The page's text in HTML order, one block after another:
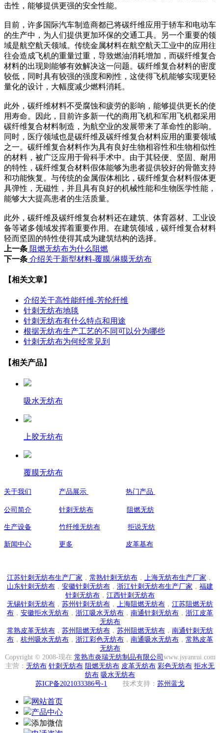
击性，能够提供更强的安全性能。
目前，许多国际汽车制造商都已将碳纤维应用于轿车和电动车
的生产中，为人们提供更加环保的交通工具。另一个重要的领
域是航空航天领域。传统金属材料在航空航天工业中的应用往
往会造成飞机的重量过重，导致燃油消耗增加，而碳纤维复合
材料的出现则能够有效解决这一问题。碳纤维复合材料的密度
较低，同时具有较强的强度和刚性，这使得飞机能够实现更轻
量化的设计，大幅度减少燃料消耗。
此外，碳纤维材料不受腐蚀和疲劳的影响，能够提供更长的使
用寿命。因此，目前许多新一代的商用飞机和军用飞机都采用
碳纤维复合材料制造，为航空业的发展带来了革命性的影响。
同时，医疗领域也是碳纤维及碳纤维复合材料应用的重要领域
之一。碳纤维复合材料作为具有良好生物相容性和生物相似性
的材料，被广泛应用于骨科手术中。由于其轻便、坚固、耐用
的特性，碳纤维复合材料假体能够为患者提供较好的骨骼支持
和功能恢复。与传统的金属假体相比，碳纤维复合材料假体更
具弹性，无磁性，并且具有良好的机械性能和生物医学性能，
能够大大提高患者的生活质量。
此外，碳纤维及碳纤维复合材料还在建筑、体育器材、工业设
备等诸多领域发挥着重要作用。在建筑领域，碳纤维复合材料
轻而坚固的特性使得其成为建筑结构的选择。
上一条 阻燃无纺布为什么阻燃
下一条 介绍关于新型材料-覆膜/淋膜无纺布
【相关文章】
介绍关于高性能纤维-芳纶纤维
针刺无纺布地毯
针刺无纺布有什么特点和用途
根据无纺布生产工艺的不同可以分为哪些
针刺无纺布为何经常见到
【相关产品】
吸水无纺布
上胶无纺布
覆膜无纺布
关于我们 产品展示 热门产品
公司简介 针刺无纺布 阻燃无纺
生产设备 竹纤维无纺布 拒说无纺
新闻中心 更多 皮革基布
江苏针刺无纺布生产厂家 ， 常熟针刺无纺布 ， 上海无纺布生产厂家 ，
山东针刺无纺布 ， 安徽针刺无纺布 ， 浙江针刺无纺布生产厂家 ， 福建
针刺无纺布 ， 江西针刺无纺布
无锡针刺无纺布 ， 苏州针刺无纺布 ， 上海阻燃无纺布 ， 江苏阻燃无纺
布 ， 安徽拒水无纺布 ， 浙江吸水无纺布 ， 南通针刺无纺布 ， 浙江皮革
无纺布
常熟皮革无纺布 ， 苏州阻燃无纺布 ， 苏州阻燃无纺布 ， 南通针刺无纺
布 ， 杭州吸水无纺布 ， 浙江彩色无纺布 ， 南通吸水无纺布 ， 常熟皮革
无纺布
Copyright © 2008-现在 常熟市炎瑞无纺制品有限公司 www.jsyanrui.com
主营： 无纺布 针刺无纺布 阻燃无纺布 皮革无纺布 彩色无纺布 拒水无
纺布 吸水无纺布
苏ICP备2021033386号-1
技术支持： 苏州蓝戈
网站首页
产品中心
添加微信